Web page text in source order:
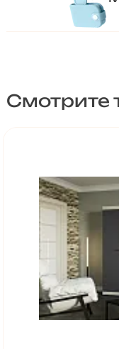
Смотрите